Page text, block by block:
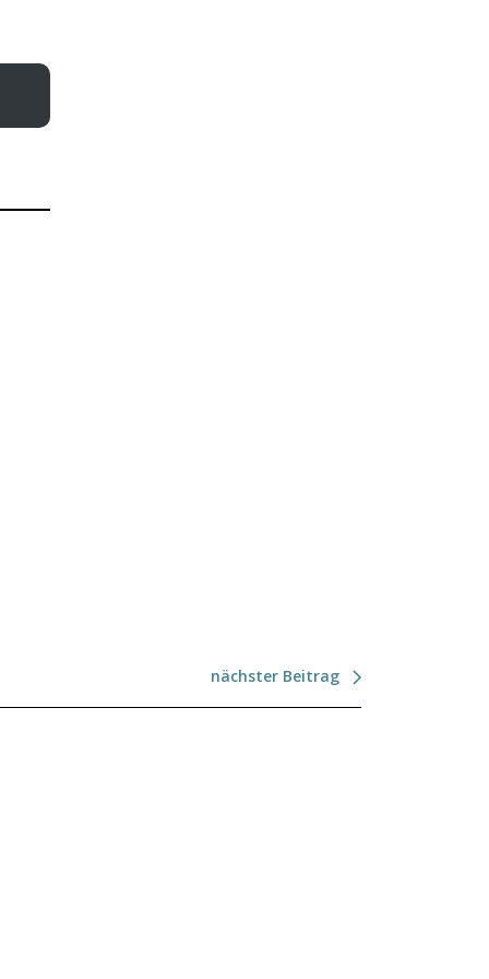
nächster Beitrag